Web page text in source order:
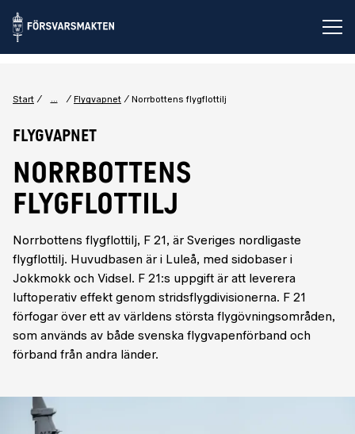
Start ... Flygvapnet Norrbottens flygflottilj
Flygvapnet
NORRBOTTENS
FLYGFLOTTILJ
Norrbottens flygflottilj, F 21, är Sveriges nordligaste
flygflottilj. Huvudbasen är i Luleå, med sidobaser i
Jokkmokk och Vidsel. F 21:s uppgift är att leverera
luftoperativ effekt genom stridsflygdivisionerna. F 21
förfogar över ett av världens största flygövningsområden,
som används av både svenska flygvapenförband och
förband från andra länder.